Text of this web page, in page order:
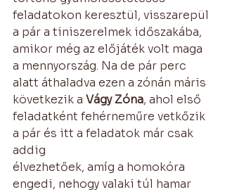
feladatokon keresztül, visszarepül
a pár a tiniszerelmek időszakába,
amikor még az előjáték volt maga
a mennyország. Na de pár perc
alatt áthaladva ezen a zónán máris
következik a Vágy Zóna, ahol első
feladatként fehérneműre vetkőzik
a pár és itt a feladatok már csak
addig
élvezhetőek, amíg a homokóra
engedi, nehogy valaki túl hamar